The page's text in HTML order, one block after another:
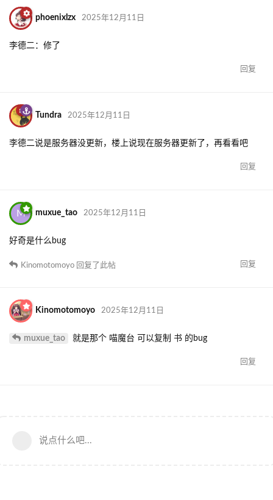
phoenixlzx 2025年12月11日
李德二：修了
回复
Tundra 2025年12月11日
李德二说是服务器没更新，楼上说现在服务器更新了，再看看吧
回复
M muxue_tao 2025年12月11日
好奇是什么bug
回复
Kinomotomoyo 回复了此帖
Kinomotomoyo 2025年12月11日
muxue_tao 就是那个 喵魔台 可以复制 书 的bug
回复
说点什么吧...